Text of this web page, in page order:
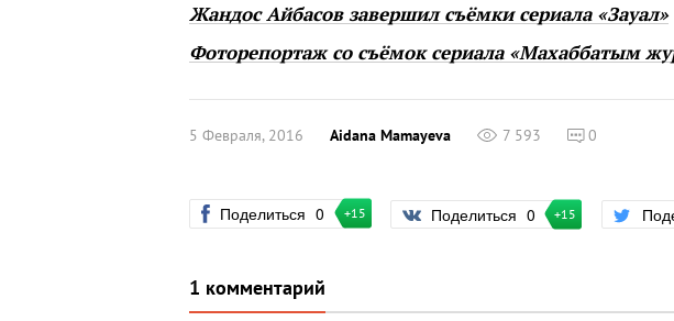
Жандос Айбасов завершил съёмки сериала «Зауал»
Фоторепортаж со съёмок сериала «Махаббатым
5 Февраля, 2016 Aidana Mamayeva 7 593 0
Поделиться 0 +15 Поделиться 0 +15
1 комментарий